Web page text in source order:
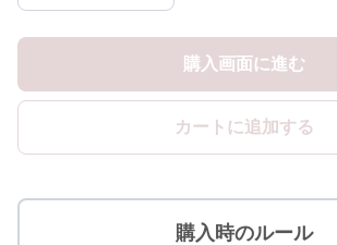
購入画面に進む
カートに追加する
購入時のルール